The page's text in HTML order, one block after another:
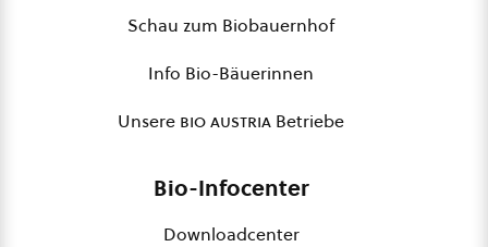
Schau zum Biobauernhof
Info Bio-Bäuerinnen
Unsere bio austria Betriebe
Bio-Infocenter
Downloadcenter